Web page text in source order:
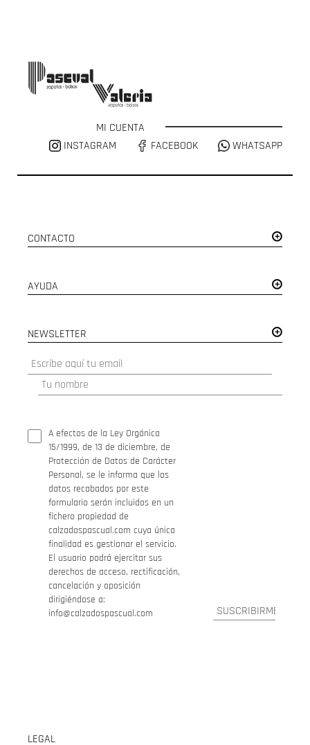
MI CUENTA
INSTAGRAM
FACEBOOK WHATSAPP
CONTACTO
AYUDA
NEWSLETTER
A efectos de la Ley Orgánica
15/1999, de 13 de diciembre, de
Protección de Datos de Carácter
Personal, se le informa que los
datos recabados por este
formulario serán incluidos en un
fichero propiedad de
calzadospascual.com cuya única
finalidad es gestionar el servicio.
El usuario podrá ejercitar sus
derechos de acceso, rectificación,
cancelación y oposición
dirigiéndose a:
info@calzadospascual.com
LEGAL